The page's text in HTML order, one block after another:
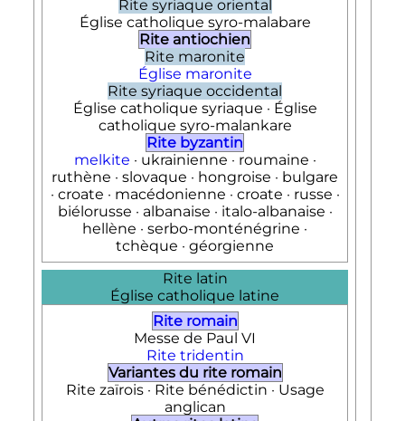
Rite syriaque oriental
Église catholique syro-malabare
Rite antiochien
Rite maronite
Église maronite
Rite syriaque occidental
Église catholique syriaque · Église
catholique syro-malankare
Rite byzantin
melkite · ukrainienne · roumaine ·
ruthène · slovaque · hongroise · bulgare
· croate · macédonienne · croate · russe ·
biélorusse · albanaise · italo-albanaise ·
hellène · serbo-monténégrine ·
tchèque · géorgienne
Rite latin
Église catholique latine
Rite romain
Messe de Paul VI
Rite tridentin
Variantes du rite romain
Rite zaïrois · Rite bénédictin · Usage
anglican